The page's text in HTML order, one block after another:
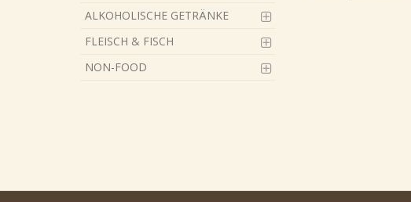
ALKOHOLISCHE GETRÄNKE
FLEISCH & FISCH
NON-FOOD